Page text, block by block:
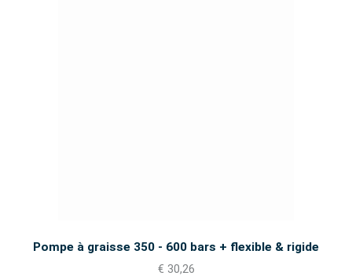
Pompe à graisse 350 - 600 bars + flexible & rigide
€ 30,26